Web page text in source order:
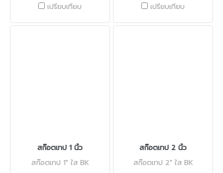
เปรียบเทียบ เปรียบเทียบ
สก๊อตเทป 1 นิ้ว
สก๊อตเทป 1" ใส BK
สก๊อตเทป 2 นิ้ว
สก๊อตเทป 2" ใส BK